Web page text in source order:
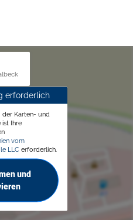
erforderlich
der Karten- und
ist Ihre
vom
LLC erforderlich.
und